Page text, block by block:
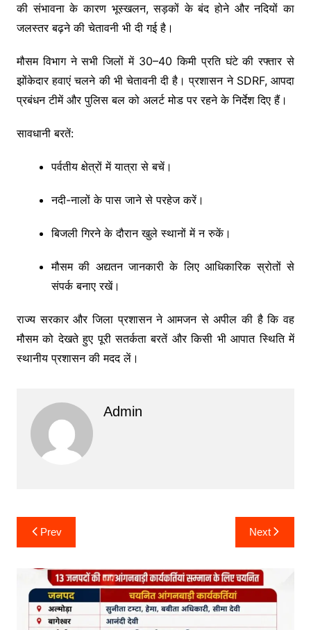
की संभावना के कारण भूस्खलन, सड़कों के बंद होने और नदियों का
जलस्तर बढ़ने की चेतावनी भी दी गई है।
मौसम विभाग ने सभी जिलों में 30–40 किमी प्रति घंटे की रफ्तार से
झोंकेदार हवाएं चलने की भी चेतावनी दी है। प्रशासन ने SDRF, आपदा
प्रबंधन टीमें और पुलिस बल को अलर्ट मोड पर रहने के निर्देश दिए हैं।
सावधानी बरतें:
पर्वतीय क्षेत्रों में यात्रा से बचें।
नदी-नालों के पास जाने से परहेज करें।
बिजली गिरने के दौरान खुले स्थानों में न रुकें।
मौसम की अद्यतन जानकारी के लिए आधिकारिक स्रोतों से
संपर्क बनाए रखें।
राज्य सरकार और जिला प्रशासन ने आमजन से अपील की है कि वह
मौसम को देखते हुए पूरी सतर्कता बरतें और किसी भी आपात स्थिति में
स्थानीय प्रशासन की मदद लें।
Admin
Post
navigation
Prev Next